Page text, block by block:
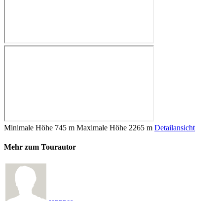
Minimale Höhe 745 m Maximale Höhe 2265 m Detailansicht
Mehr zum Tourautor